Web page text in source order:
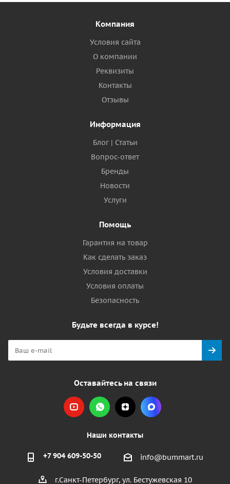
Компания
Условия сайта
О компании
Реквизиты
Контакты
Отзывы
Информация
Блог | Статьи
Вопрос-ответ
Бренды
Новости
Услуги
Помощь
Гарантия на товар
Как сделать заказ
Условия доставки
Условия оплаты
Безопасность
Будьте всегда в курсе!
Оставайтесь на связи
Наши контакты
+7 904 609-50-50 info@bummart.ru
г.Санкт-Петербург, ул. Бестужевская 10